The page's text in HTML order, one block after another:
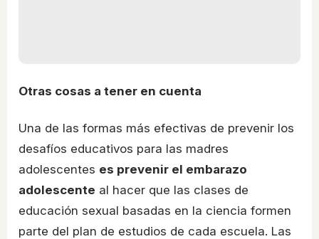
Otras cosas a tener en cuenta
Una de las formas más efectivas de prevenir los
desafíos educativos para las madres
adolescentes es prevenir el embarazo
adolescente al hacer que las clases de
educación sexual basadas en la ciencia formen
parte del plan de estudios de cada escuela. Las